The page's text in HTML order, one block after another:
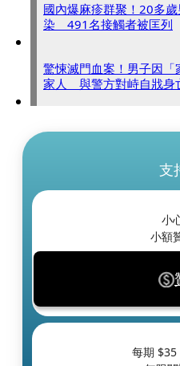
國內爆麻疹群聚！20多
染 491名接觸者被匡列
驚悚滅門血案！男子因「
家人 與警方對峙自戕身
支
小
小額
每期 $35